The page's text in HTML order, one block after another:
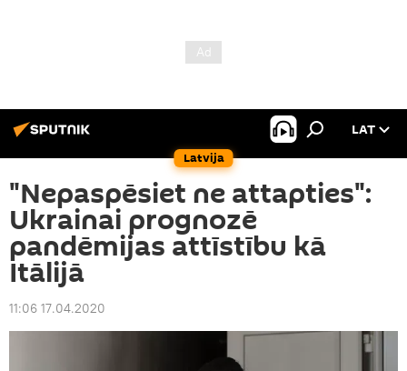
Latvija
LAT
"Nepaspēsiet ne attapties":
Ukrainai prognozē
pandēmijas attīstību kā
Itālijā
11:06 17.04.2020